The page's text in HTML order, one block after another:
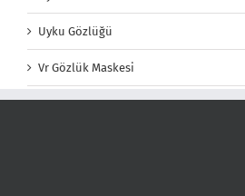
Uyku Gözlüğü
Vr Gözlük Maskesi